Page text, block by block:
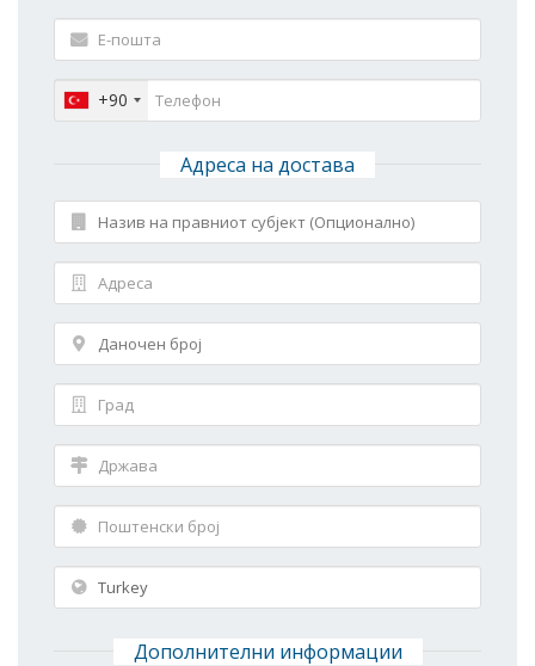
+90
Адреса на достава
Дополнителни информации